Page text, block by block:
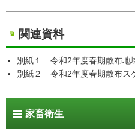
関連資料
別紙１ 令和2年度春期散布地
別紙２ 令和2年度春期散布ス
家畜衛生